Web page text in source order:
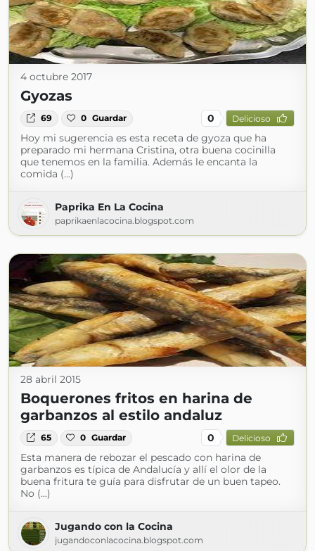
4 octubre 2017
Gyozas
69 0 Guardar 0 Delicioso
Hoy mi sugerencia es esta receta de gyoza que ha
preparado mi hermana Cristina, otra buena cocinilla
que tenemos en la familia. Además le encanta la
comida (...)
Paprika En La Cocina
paprikaenlacocina.blogspot.com
28 abril 2015
Boquerones fritos en harina de
garbanzos al estilo andaluz
65 0 Guardar 0 Delicioso
Esta manera de rebozar el pescado con harina de
garbanzos es típica de Andalucía y allí el olor de la
buena fritura te guía para disfrutar de un buen tapeo.
No (...)
Jugando con la Cocina
jugandoconlacocina.blogspot.com